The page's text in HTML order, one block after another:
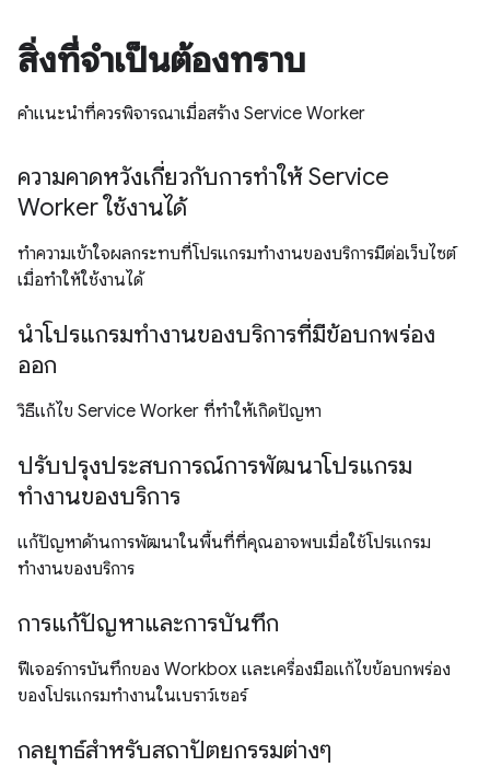
สิ่งที่จำเป็นต้องทราบ
คำแนะนำที่ควรพิจารณาเมื่อสร้าง Service Worker
ความคาดหวังเกี่ยวกับการทำให้ Service
Worker ใช้งานได้
ทำความเข้าใจผลกระทบที่โปรแกรมทำงานของบริการมีต่อเว็บไซต์
เมื่อทำให้ใช้งานได้
นำโปรแกรมทำงานของบริการที่มีข้อบกพร่อง
ออก
วิธีแก้ไข Service Worker ที่ทำให้เกิดปัญหา
ปรับปรุงประสบการณ์การพัฒนาโปรแกรม
ทำงานของบริการ
แก้ปัญหาด้านการพัฒนาในพื้นที่ที่คุณอาจพบเมื่อใช้โปรแกรม
ทำงานของบริการ
การแก้ปัญหาและการบันทึก
ฟีเจอร์การบันทึกของ Workbox และเครื่องมือแก้ไขข้อบกพร่อง
ของโปรแกรมทำงานในเบราว์เซอร์
กลยุทธ์สำหรับสถาปัตยกรรมต่างๆ